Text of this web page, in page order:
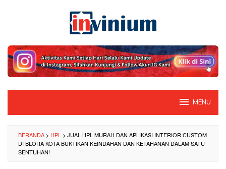
MENU
BERANDA > HPL > JUAL HPL MURAH DAN APLIKASI INTERIOR CUSTOM
DI BLORA KOTA BUKTIKAN KEINDAHAN DAN KETAHANAN DALAM SATU
SENTUHAN!